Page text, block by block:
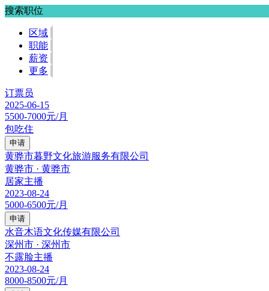
搜索职位
区域
职能
薪资
更多
订票员
2025-06-15
5500-7000元/月
包吃住
申请
黄骅市暮野文化旅游服务有限公司
黄骅市 · 黄骅市
居家主播
2023-08-24
5000-6500元/月
申请
水音木语文化传媒有限公司
深州市 · 深州市
不露脸主播
2023-08-24
8000-8500元/月